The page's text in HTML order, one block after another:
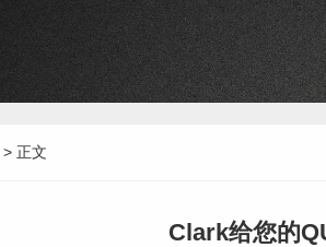
> 正文
Clark给您的